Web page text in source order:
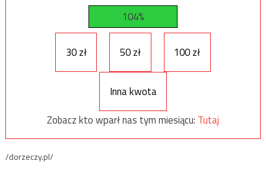
104%
30 zł 50 zł 100 zł
Inna kwota
Zobacz kto wparł nas tym miesiącu: Tutaj
/dorzeczy.pl/